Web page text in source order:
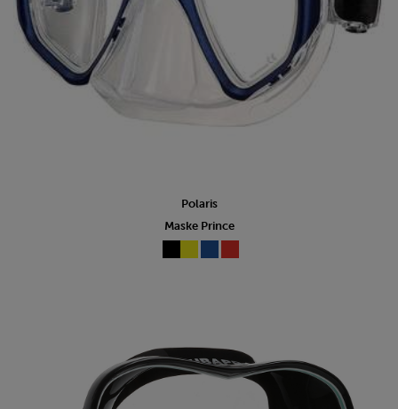
Polaris
Maske Prince